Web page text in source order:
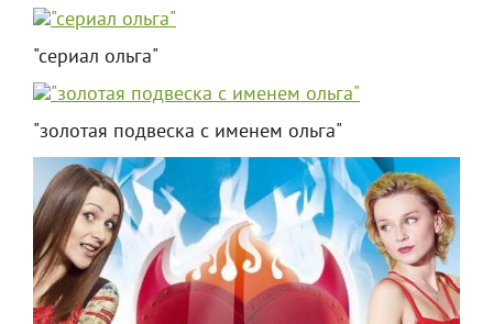
"сериал ольга"
"золотая подвеска с именем ольга"